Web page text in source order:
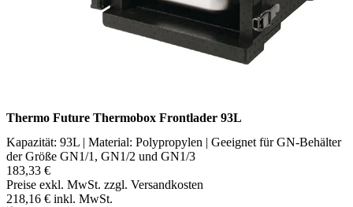
Thermo Future Thermobox Frontlader 93L
Kapazität: 93L | Material: Polypropylen | Geeignet für GN-Behälter
der Größe GN1/1, GN1/2 und GN1/3
183,33 €
Preise exkl. MwSt. zzgl. Versandkosten
218,16 € inkl. MwSt.